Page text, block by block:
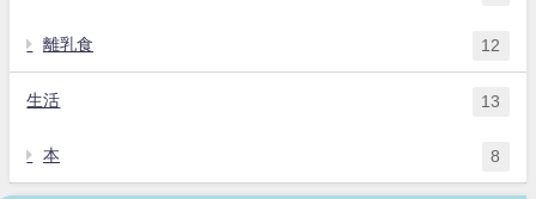
離乳食 12
生活 13
本 8